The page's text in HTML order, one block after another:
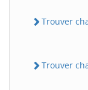
Trouver
Trouver